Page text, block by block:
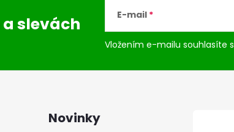
a slevách E-mail
Vložením e-mailu souhlasíte s
Novinky